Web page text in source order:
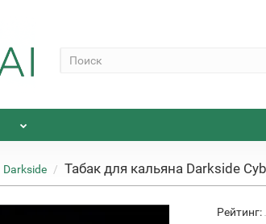
Darkside Табак для кальяна Darkside
Рейтинг: